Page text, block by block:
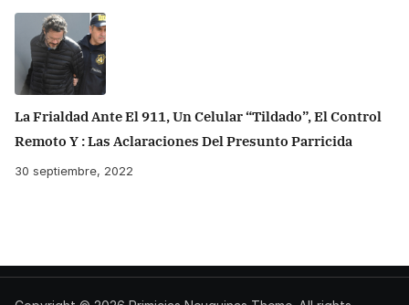
La Frialdad Ante El 911, Un Celular “tildado”, El Control
Remoto Y : Las Aclaraciones Del Presunto Parricida
30 septiembre, 2022